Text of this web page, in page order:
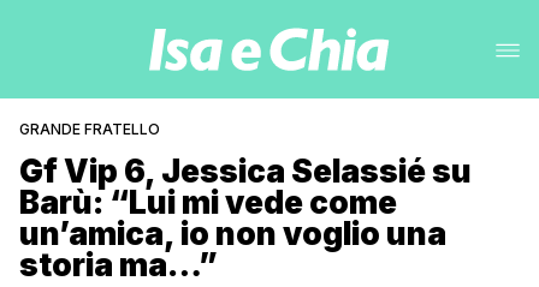
GRANDE FRATELLO
Gf Vip 6, Jessica Selassié su
Barù: “Lui mi vede come
un’amica, io non voglio una
storia ma…”